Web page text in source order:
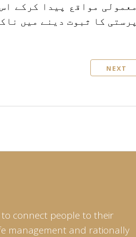
معمولی مواقع پیدا کرکے
پرستی کا ثبوت دینے میں
NEXT
to connect people to their
management and rationally